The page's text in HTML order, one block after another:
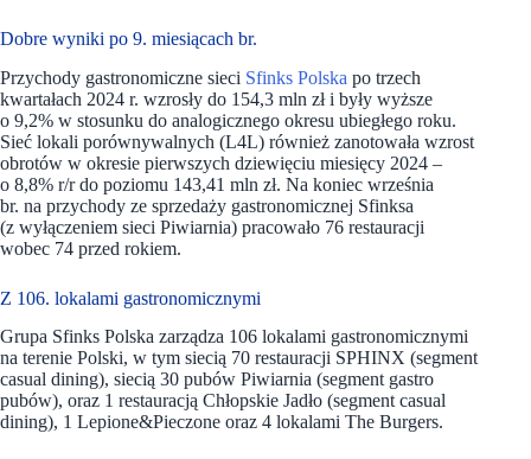
Dobre wyniki po 9. miesiącach br.
Przychody gastronomiczne sieci Sfinks Polska po trzech
kwartałach 2024 r. wzrosły do 154,3 mln zł i były wyższe
o 9,2% w stosunku do analogicznego okresu ubiegłego roku.
Sieć lokali porównywalnych (L4L) również zanotowała wzrost
obrotów w okresie pierwszych dziewięciu miesięcy 2024 –
o 8,8% r/r do poziomu 143,41 mln zł. Na koniec września
br. na przychody ze sprzedaży gastronomicznej Sfinksa
(z wyłączeniem sieci Piwiarnia) pracowało 76 restauracji
wobec 74 przed rokiem.
Z 106. lokalami gastronomicznymi
Grupa Sfinks Polska zarządza 106 lokalami gastronomicznymi
na terenie Polski, w tym siecią 70 restauracji SPHINX (segment
casual dining), siecią 30 pubów Piwiarnia (segment gastro
pubów), oraz 1 restauracją Chłopskie Jadło (segment casual
dining), 1 Lepione&Pieczone oraz 4 lokalami The Burgers.